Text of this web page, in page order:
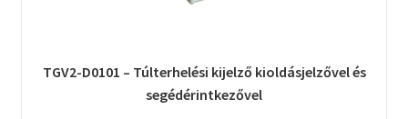
TGV2-D0101 – Túlterhelési kijelző kioldásjelzővel és
segédérintkezővel